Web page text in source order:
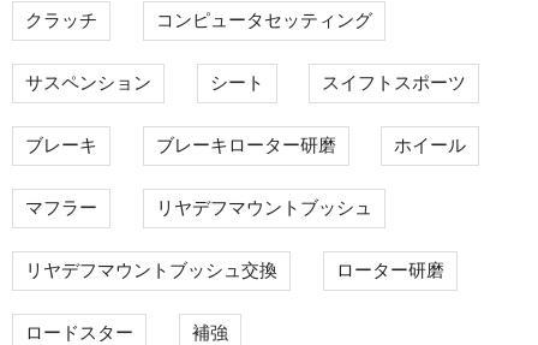
クラッチ コンピュータセッティング
サスペンション シート スイフトスポーツ
ブレーキ ブレーキローター研磨 ホイール
マフラー リヤデフマウントブッシュ
リヤデフマウントブッシュ交換 ローター研磨
ロードスター 補強